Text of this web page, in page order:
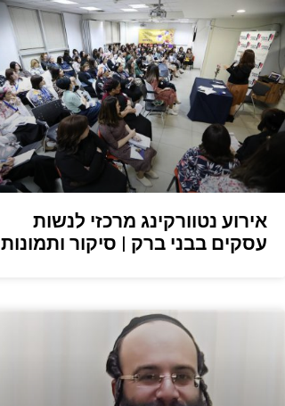
אירוע נטוורקינג מרכזי לנשות
עסקים בבני ברק | סיקור ותמונות